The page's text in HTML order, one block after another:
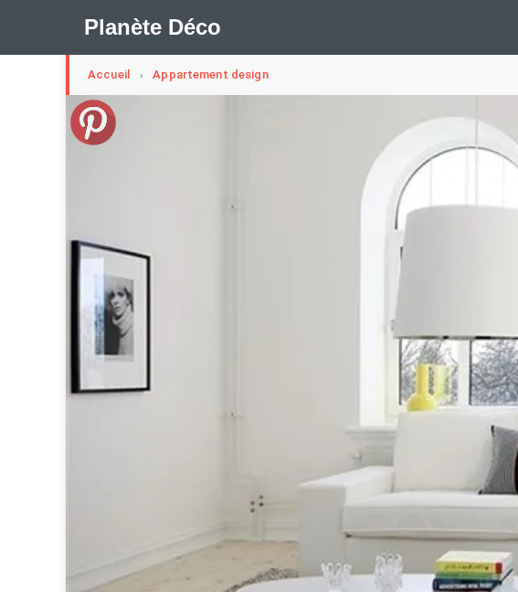
Planète Déco
🛍︎ Shop Planète Déco
Decoration Noël Design Suédois En
Publi Reportage Interieurs Scandinaves
Maison Container/container House
Question De Style
Revue De Week End
Accueil › Appartement design